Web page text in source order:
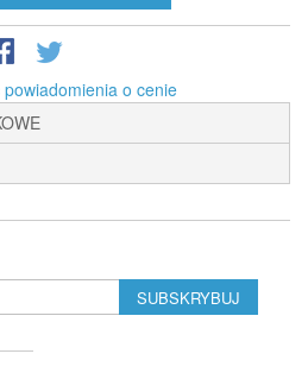
o cenie
SUBSKRYBUJ